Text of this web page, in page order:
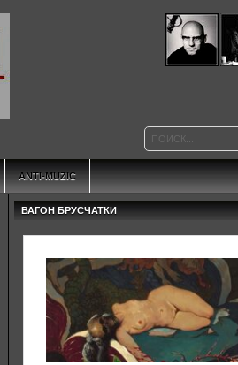
ANTI-MUZIC
ВАГОН БРУСЧАТКИ